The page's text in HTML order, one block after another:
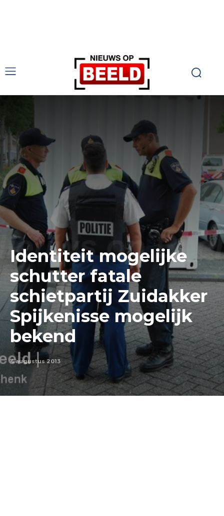
Identiteit mogelijke
schutter fatale
schietpartij Zuidakker
Spijkenisse mogelijk
bekend
4 augustus 2013